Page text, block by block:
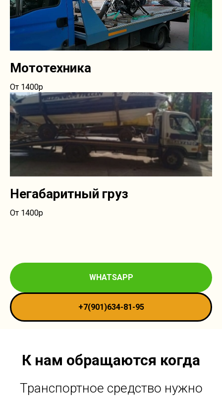
Мототехника
От 1400р
Негабаритный груз
От 1400р
WHATSAPP
+7(901)634-81-95
К нам обращаются когда
Транспортное средство нужно